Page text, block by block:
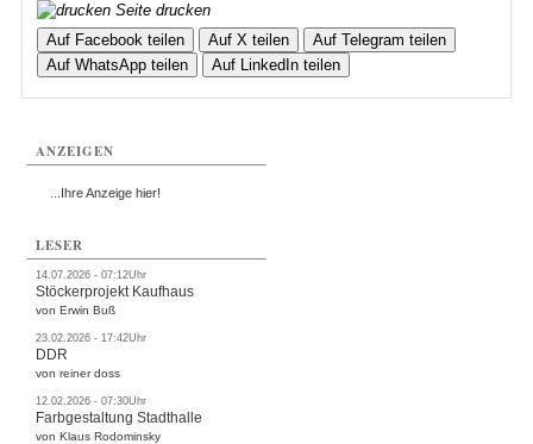
Seite drucken
Auf Facebook teilen
Auf X teilen
Auf Telegram teilen
Auf WhatsApp teilen
Auf LinkedIn teilen
ANZEIGEN
...Ihre Anzeige hier!
LESER
14.07.2026 - 07:12Uhr
Stöckerprojekt Kaufhaus
von Erwin Buß
23.02.2026 - 17:42Uhr
DDR
von reiner doss
12.02.2026 - 07:30Uhr
Farbgestaltung Stadthalle
von Klaus Rodominsky